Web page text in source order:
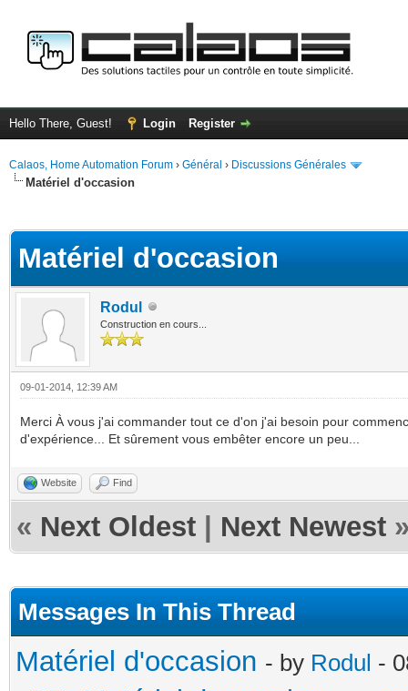
Hello There, Guest! Login Register
Calaos, Home Automation Forum › Général › Discussions Générales
Matériel d'occasion
Matériel d'occasion
Rodul
Construction en cours...
09-01-2014, 12:39 AM
Merci À vous j'ai commander tout ce d'on j'ai besoin pour
d'expérience... Et sûrement vous embêter encore un peu...
Website Find
« Next Oldest Next Newest
Messages In This Thread
Matériel d'occasion - by Rodul -